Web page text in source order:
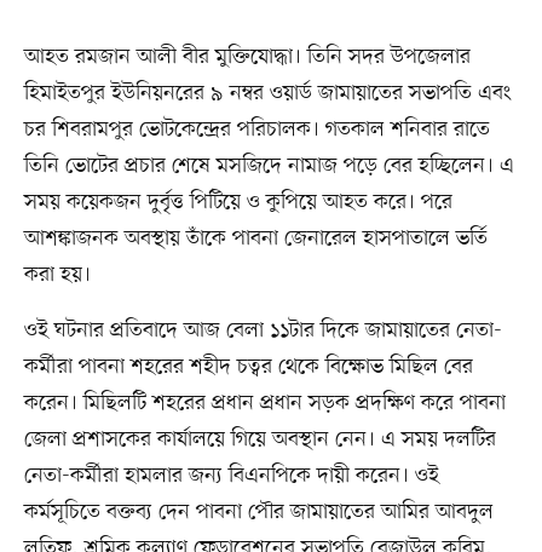
আহত রমজান আলী বীর মুক্তিযোদ্ধা। তিনি সদর উপজেলার
হিমাইতপুর ইউনিয়নরের ৯ নম্বর ওয়ার্ড জামায়াতের সভাপতি এবং
চর শিবরামপুর ভোটকেন্দ্রের পরিচালক। গতকাল শনিবার রাতে
তিনি ভোটের প্রচার শেষে মসজিদে নামাজ পড়ে বের হচ্ছিলেন। এ
সময় কয়েকজন দুর্বৃত্ত পিটিয়ে ও কুপিয়ে আহত করে। পরে
আশঙ্কাজনক অবস্থায় তাঁকে পাবনা জেনারেল হাসপাতালে ভর্তি
করা হয়।
ওই ঘটনার প্রতিবাদে আজ বেলা ১১টার দিকে জামায়াতের নেতা-
কর্মীরা পাবনা শহরের শহীদ চত্বর থেকে বিক্ষোভ মিছিল বের
করেন। মিছিলটি শহরের প্রধান প্রধান সড়ক প্রদক্ষিণ করে পাবনা
জেলা প্রশাসকের কার্যালয়ে গিয়ে অবস্থান নেন। এ সময় দলটির
নেতা-কর্মীরা হামলার জন্য বিএনপিকে দায়ী করেন। ওই
কর্মসূচিতে বক্তব্য দেন পাবনা পৌর জামায়াতের আমির আবদুল